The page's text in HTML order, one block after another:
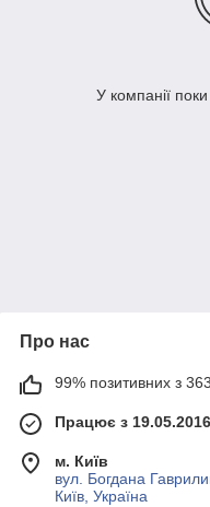
У компанії
Про нас
99% позитивних з 363
Працює з 19.05.2016
м. Київ
вул. Богдана
Київ, Україна